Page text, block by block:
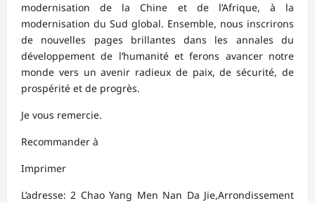
modernisation de la Chine et de l’Afrique, à la
modernisation du Sud global. Ensemble, nous inscrirons
de nouvelles pages brillantes dans les annales du
développement de l’humanité et ferons avancer notre
monde vers un avenir radieux de paix, de sécurité, de
prospérité et de progrès.
Je vous remercie.
Recommander à
Imprimer
L’adresse: 2 Chao Yang Men Nan Da Jie,Arrondissement